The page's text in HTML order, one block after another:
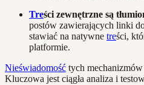
Treści zewnętrzne są
postów zawierających linki
stawiać na natywne treści,
platformie.
Nieświadomość tych
Kluczowa jest ciągła analiza i